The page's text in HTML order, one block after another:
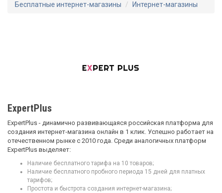
Бесплатные интернет-магазины Интернет-магазины
ExpertPlus
ExpertPlus - динамично развивающаяся российская платформа для
создания интернет-магазина онлайн в 1 клик. Успешно работает на
отечественном рынке с 2010 года. Среди аналогичных платформ
ExpertPlus выделяет:
Наличие бесплатного тарифа на 10 товаров;
Наличие бесплатного пробного периода 15 дней для платных
тарифов;
Простота и быстрота создания интернет-магазина;